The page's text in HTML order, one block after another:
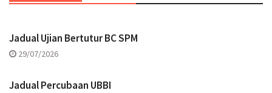
Jadual Ujian Bertutur BC SPM
29/07/2026
Jadual Percubaan UBBI